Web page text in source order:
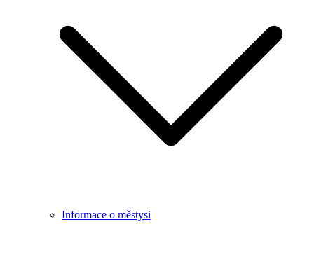
Informace o městysi